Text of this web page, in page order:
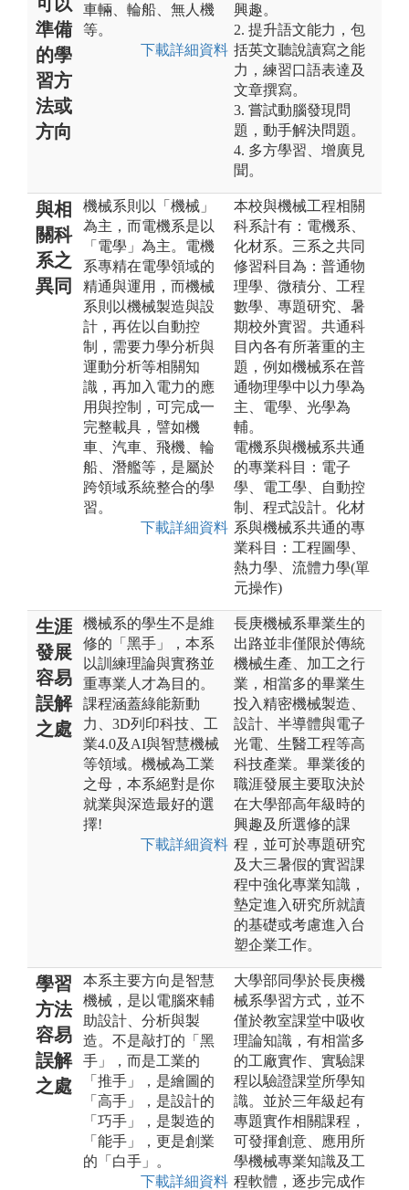
準備
的學
習方
法或
方向
車輛、輪船、無人機
等。
下載詳細資料
興趣。
2. 提升語文能力，包
括英文聽說讀寫之能
力，練習口語表達及
文章撰寫。
3. 嘗試動腦發現問
題，動手解決問題。
4. 多方學習、增廣見
聞。
與相
關科
系之
異同
機械系則以「機械」
為主，而電機系是以
「電學」為主。電機
系專精在電學領域的
精通與運用，而機械
系則以機械製造與設
計，再佐以自動控
制，需要力學分析與
運動分析等相關知
識，再加入電力的應
用與控制，可完成一
完整載具，譬如機
車、汽車、飛機、輪
船、潛艦等，是屬於
跨領域系統整合的學
習。
下載詳細資料
本校與機械工程相關
科系計有：電機系、
化材系。三系之共同
修習科目為：普通物
理學、微積分、工程
數學、專題研究、暑
期校外實習。共通科
目內各有所著重的主
題，例如機械系在普
通物理學中以力學為
主、電學、光學為
輔。
電機系與機械系共通
的專業科目：電子
學、電工學、自動控
制、程式設計。化材
系與機械系共通的專
業科目：工程圖學、
熱力學、流體力學(單
元操作)
生涯
發展
容易
誤解
之處
機械系的學生不是維
修的「黑手」，本系
以訓練理論與實務並
重專業人才為目的。
課程涵蓋綠能新動
力、3D列印科技、工
業4.0及AI與智慧機械
等領域。機械為工業
之母，本系絕對是你
就業與深造最好的選
擇!
下載詳細資料
長庚機械系畢業生的
出路並非僅限於傳統
機械生產、加工之行
業，相當多的畢業生
投入精密機械製造、
設計、半導體與電子
光電、生醫工程等高
科技產業。畢業後的
職涯發展主要取決於
在大學部高年級時的
興趣及所選修的課
程，並可於專題研究
及大三暑假的實習課
程中強化專業知識，
墊定進入研究所就讀
的基礎或考慮進入台
塑企業工作。
學習
方法
容易
誤解
之處
本系主要方向是智慧
機械，是以電腦來輔
助設計、分析與製
造。不是敲打的「黑
手」，而是工業的
「推手」，是繪圖的
「高手」，是設計的
「巧手」，是製造的
「能手」，更是創業
的「白手」。
下載詳細資料
大學部同學於長庚機
械系學習方式，並不
僅於教室課堂中吸收
理論知識，有相當多
的工廠實作、實驗課
程以驗證課堂所學知
識。並於三年級起有
專題實作相關課程，
可發揮創意、應用所
學機械專業知識及工
程軟體，逐步完成作